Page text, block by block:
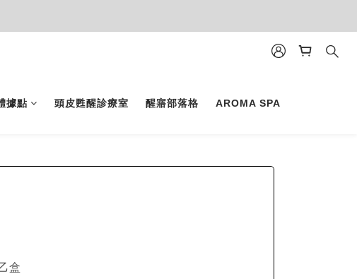
據點 頭皮甦醒診療室 醒寤部落格 AROMA SPA
盒